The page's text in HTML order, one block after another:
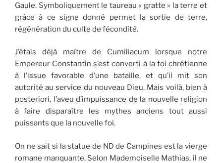
Gaule. Symboliquement le taureau « gratte » la terre et
grâce à ce signe donné permet la sortie de terre,
régénération du culte de fécondité.
J’étais déjà maître de Cumiliacum lorsque notre
Empereur Constantin s’est converti à la foi chrétienne
à l’issue favorable d’une bataille, et qu’il mit son
autorité au service du nouveau Dieu. Mais voilà, bien à
posteriori, l’aveu d’impuissance de la nouvelle religion
à faire disparaître les mythes anciens tout aussi
puissants que la nouvelle foi.
On ne sait si la statue de ND de Campines est la vierge
romane manquante. Selon Mademoiselle Mathias, il ne